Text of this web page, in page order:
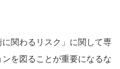
関わるリスク」に関して専
を図ることが重要になるな